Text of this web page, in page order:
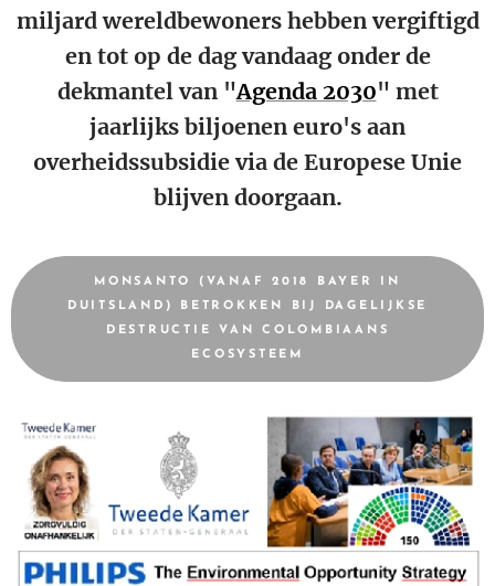
miljard wereldbewoners hebben vergiftigd
en tot op de dag vandaag onder de
dekmantel van "Agenda 2030" met
jaarlijks biljoenen euro's aan
overheidssubsidie via de Europese Unie
blijven doorgaan.
MONSANTO (VANAF 2018 BAYER IN
DUITSLAND) BETROKKEN BIJ DAGELIJKSE
DESTRUCTIE VAN COLOMBIAANS
ECOSYSTEEM